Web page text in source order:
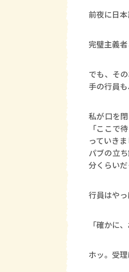
前夜に日
完璧主義
でも、そ
手の行員
私が口を
「ここで
っていきま
パブの立
分くらいだ
行員はや
「確かに
ホッ。受